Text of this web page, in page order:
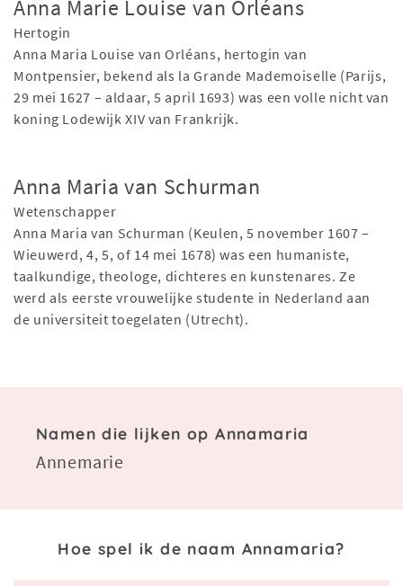
Anna Marie Louise van Orléans
Hertogin
Anna Maria Louise van Orléans, hertogin van
Montpensier, bekend als la Grande Mademoiselle (Parijs,
29 mei 1627 – aldaar, 5 april 1693) was een volle nicht van
koning Lodewijk XIV van Frankrijk.
Anna Maria van Schurman
Wetenschapper
Anna Maria van Schurman (Keulen, 5 november 1607 –
Wieuwerd, 4, 5, of 14 mei 1678) was een humaniste,
taalkundige, theologe, dichteres en kunstenares. Ze
werd als eerste vrouwelijke studente in Nederland aan
de universiteit toegelaten (Utrecht).
Namen die lijken op Annamaria
Annemarie
Hoe spel ik de naam Annamaria?